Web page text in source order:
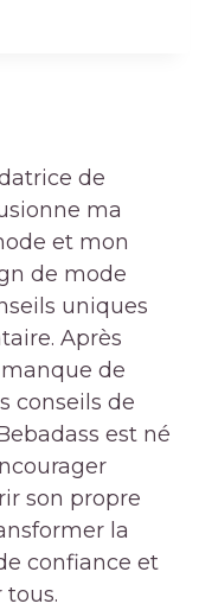
de
ma
et mon
de mode
uniques
Après
de
conseils de
est né
son propre
la
confiance et